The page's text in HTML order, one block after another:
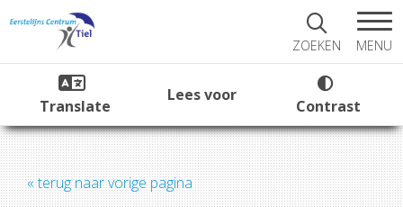
ZOEKEN MENU
Translate
Lees voor
Contrast
« terug naar vorige pagina